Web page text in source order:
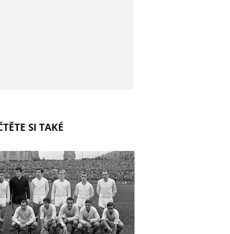
SI TAKÉ